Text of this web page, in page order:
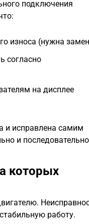
подключения
износа (нужна
согласно
на дисплее
и исправлена самим
и
которых
работу.